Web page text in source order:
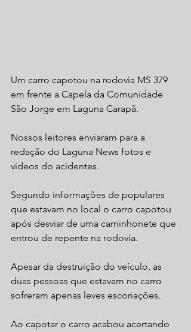
Um carro capotou na rodovia MS 379
em frente a Capela da Comunidade
São Jorge em Laguna Carapã.
Nossos leitores enviaram para a
redação do Laguna News fotos e
vídeos do acidentes.
Segundo informações de populares
que estavam no local o carro capotou
após desviar de uma caminhonete que
entrou de repente na rodovia.
Apesar da destruição do veículo, as
duas pessoas que estavam no carro
sofreram apenas leves escoriações.
Ao capotar o carro acabou acertando